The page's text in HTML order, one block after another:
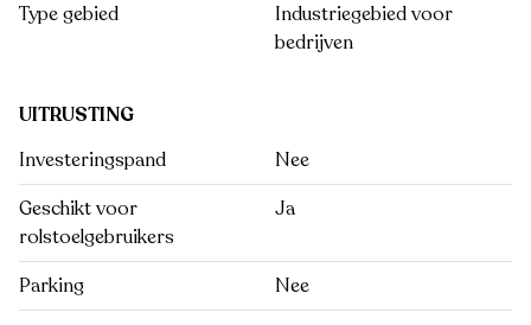
Type gebied
Industriegebied voor
bedrijven
UITRUSTING
Investeringspand
Nee
Geschikt voor
rolstoelgebruikers
Ja
Parking
Nee